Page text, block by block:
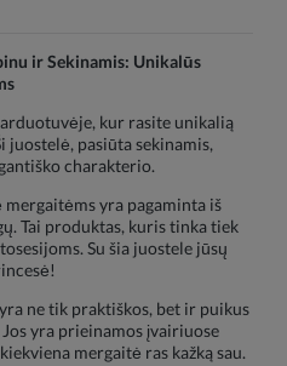
ir Sekinamis: Unikalūs
kur rasite unikalią
juostelė, pasiūta sekinamis,
charakterio.
yra pagaminta iš
Tai produktas, kuris tinka tiek
Su šia juostele jūsų
ne tik praktiškos, bet ir puikus
yra prieinamos įvairiuose
mergaitė ras kažką sau.